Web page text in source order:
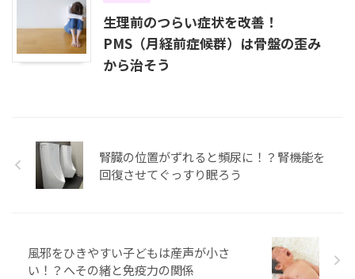
生理前のつらい症状を改善！
PMS（月経前症候群）は骨盤の歪み
から治そう
腎臓の位置がずれると頻尿に！？腎機能を
回復させてぐっすり眠ろう
風邪をひきやすい子どもは産声が小さ
い！？へその緒と免疫力の関係